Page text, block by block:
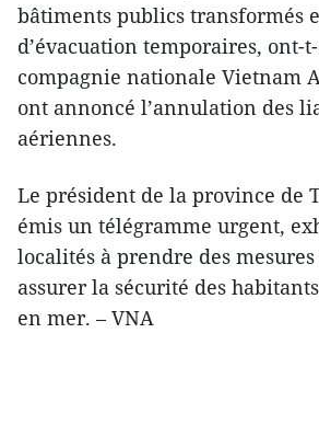
bâtiments publics transformés
d’évacuation temporaires, ont-
compagnie nationale Vietnam
ont annoncé l’annulation des
aériennes.
Le président de la province de
émis un télégramme urgent,
localités à prendre des
assurer la sécurité des
en mer. – VNA